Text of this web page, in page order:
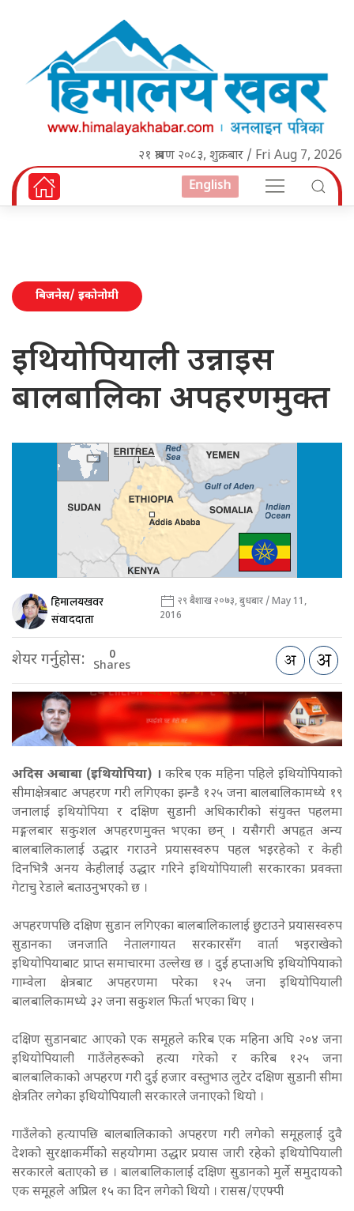
२१ श्रावण २०८३, शुक्रबार / Fri Aug 7, 2026
English
बिजनेस/ इकोनोमी
इथियोपियाली उन्नाइस
बालबालिका अपहरणमुक्त
हिमालयखवर
संवाददाता
२९ बैशाख २०७३, बुधबार / May 11,
2016
शेयर गर्नुहोस: 0
Shares
अदिस अबाबा (इथियोपिया) । करिब एक महिना पहिले इथियोपियाको
सीमाक्षेत्रबाट अपहरण गरी लगिएका झन्डै १२५ जना बालबालिकामध्ये १९
जनालाई इथियोपिया र दक्षिण सुडानी अधिकारीको संयुक्त पहलमा
मङ्गलबार सकुशल अपहरणमुक्त भएका छन् । यसैगरी अपहृत अन्य
बालबालिकालाई उद्धार गराउने प्रयासस्वरुप पहल भइरहेको र केही
दिनभित्रै अनय केहीलाई उद्धार गरिने इथियोपियाली सरकारका प्रवक्ता
गेटाचु रेडाले बताउनुभएको छ ।
अपहरणपछि दक्षिण सुडान लगिएका बालबालिकालाई छुटाउने प्रयासस्वरुप
सुडानका जनजाति नेतालगायत सरकारसँग वार्ता भइराखेको
इथियोपियाबाट प्राप्त समाचारमा उल्लेख छ । दुई हप्ताअघि इथियोपियाको
गाम्वेला क्षेत्रबाट अपहरणमा परेका १२५ जना इथियोपियाली
बालबालिकामध्ये ३२ जना सकुशल फिर्ता भएका थिए ।
दक्षिण सुडानबाट आएको एक समूहले करिब एक महिना अघि २०४ जना
इथियोपियाली गाउँलेहरूको हत्या गरेको र करिब १२५ जना
बालबालिकाको अपहरण गरी दुई हजार वस्तुभाउ लुटेर दक्षिण सुडानी सीमा
क्षेत्रतिर लगेका इथियोपियाली सरकारले जनाएको थियो ।
गाउँलेको हत्यापछि बालबालिकाको अपहरण गरी लगेको समूहलाई दुवै
देशको सुरक्षाकर्मीको सहयोगमा उद्धार प्रयास जारी रहेको इथियोपियाली
सरकारले बताएको छ । बालबालिकालाई दक्षिण सुडानको मुर्ले समुदायकोे
एक समूहले अप्रिल १५ का दिन लगेको थियो । रासस/एएफ्पी